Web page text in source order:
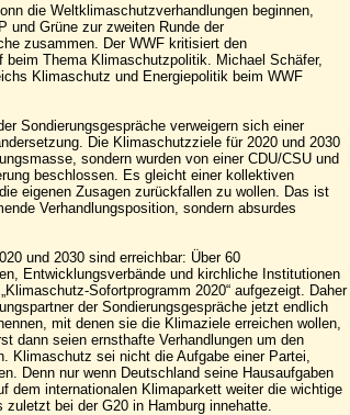
die Weltklimaschutzverhandlungen beginnen,
und Grüne zur zweiten Runde der
zusammen. Der WWF kritisiert den
beim Thema Klimaschutzpolitik. Michael Schäfer,
Klimaschutz und Energiepolitik beim WWF
Sondierungsgespräche verweigern sich einer
Die Klimaschutzziele für 2020 und 2030
sondern wurden von einer CDU/CSU und
beschlossen. Es gleicht einer kollektiven
eigenen Zusagen zurückfallen zu wollen. Das ist
Verhandlungsposition, sondern absurdes
und 2030 sind erreichbar: Über 60
Entwicklungsverbände und kirchliche Institutionen
Sofortprogramm 2020“ aufgezeigt. Daher
der Sondierungsgespräche jetzt endlich
mit denen sie die Klimaziele erreichen wollen,
dann seien ernsthafte Verhandlungen um den
Klimaschutz sei nicht die Aufgabe einer Partei,
Denn nur wenn Deutschland seine Hausaufgaben
dem internationalen Klimaparkett weiter die wichtige
zuletzt bei der G20 in Hamburg innehatte.